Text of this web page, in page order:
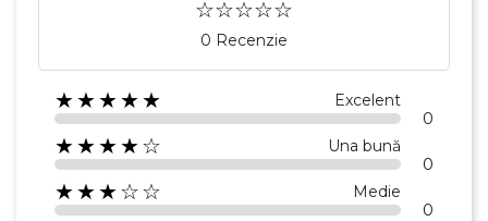
0 Recenzie
★★★★★ Excelent
0
★★★★☆ Una bună
0
★★★☆☆ Medie
0
Creeaza o lista de dorinte